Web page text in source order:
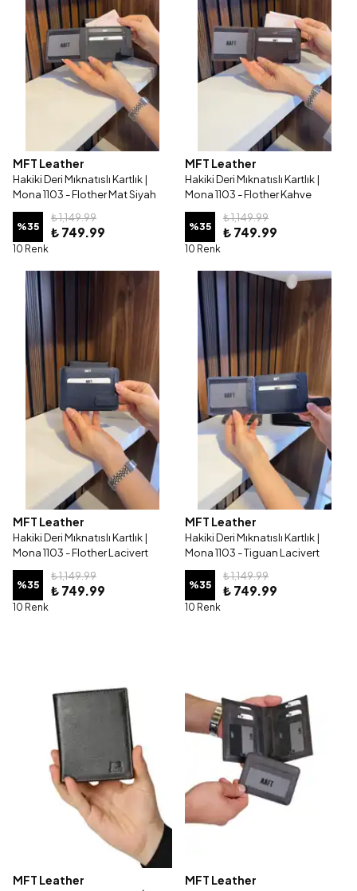
MFT Leather
Hakiki Deri Mıknatıslı Kartlık |
Mona 1103 - Flother Mat Siyah
%35
₺ 1,149.99
₺ 749.99
10 Renk
MFT Leather
Hakiki Deri Mıknatıslı Kartlık |
Mona 1103 - Flother Kahve
%35
₺ 1,149.99
₺ 749.99
10 Renk
MFT Leather
Hakiki Deri Mıknatıslı Kartlık |
Mona 1103 - Flother Lacivert
%35
₺ 1,149.99
₺ 749.99
10 Renk
MFT Leather
Hakiki Deri Mıknatıslı Kartlık |
Mona 1103 - Tiguan Lacivert
%35
₺ 1,149.99
₺ 749.99
10 Renk
MFT Leather MFT Leather